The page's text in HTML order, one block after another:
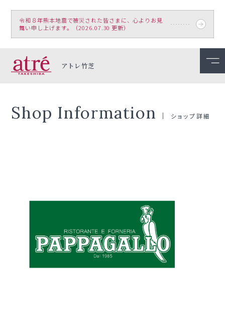
令和８年熊本地震で被災された皆さまに、心よりお見
舞い申し上げます。（2026.07.30 更新）
アトレ竹芝
Shop Information ショップ詳細